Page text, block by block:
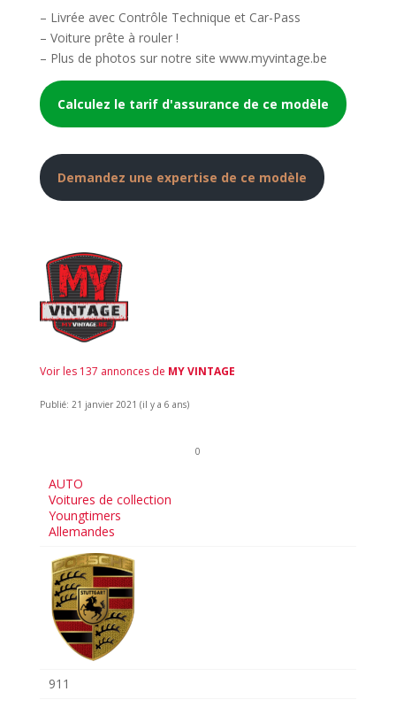
– Livrée avec Contrôle Technique et Car-Pass
– Voiture prête à rouler !
– Plus de photos sur notre site www.myvintage.be
Calculez le tarif d'assurance de ce modèle
Demandez une expertise de ce modèle
Voir les 137 annonces de MY VINTAGE
Publié: 21 janvier 2021 (il y a 6 ans)
0
AUTO
Voitures de collection
Youngtimers
Allemandes
911